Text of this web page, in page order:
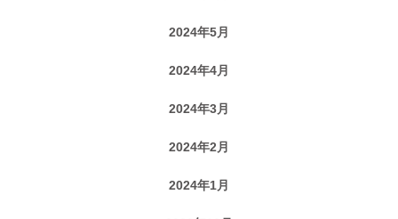
2024年5月
2024年4月
2024年3月
2024年2月
2024年1月